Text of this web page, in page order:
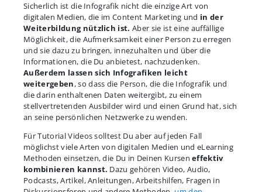
Sicherlich ist die Infografik nicht die einzige Art von
digitalen Medien, die im Content Marketing und in der
Weiterbildung nützlich ist.Aber sie ist eine auffällige
Möglichkeit, die Aufmerksamkeit einer Person zu erregen
und sie dazu zu bringen, innezuhalten und über die
Informationen, die Du anbietest, nachzudenken.
Außerdem lassen sich Infografiken leicht
weitergeben, so dass die Person, die die Infografik und
die darin enthaltenen Daten weitergibt, zu einem
stellvertretenden Ausbilder wird und einen Grund hat, sich
an seine persönlichen Netzwerke zu wenden.
Für Tutorial Videos solltest Du aber auf jeden Fall
möglichst viele Arten von digitalen Medien und eLearning
Methoden einsetzen, die Du in Deinen Kurseneffektiv
kombinieren kannst. Dazu gehören Video, Audio,
Podcasts, Artikel, Anleitungen, Arbeitshilfen, Fragen in